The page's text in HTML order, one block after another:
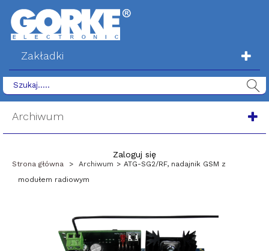
Zakładki
Archiwum
Zaloguj się
Strona główna > Archiwum > ATG-SG2/RF, nadajnik GSM z
modułem radiowym